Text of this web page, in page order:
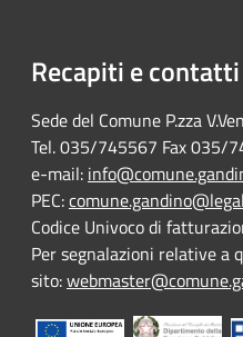
Recapiti e contatti
Sede del Comune P.zza
Tel. 035/745567 Fax 035/
e-mail:
PEC:
Codice Univoco di
Per segnalazioni relative a
sito: